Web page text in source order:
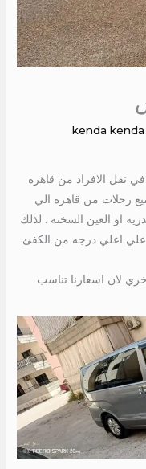
kenda kenda
نقل الافراد من قاهره
رحلات من قاهره الي
او العين السخنه . لذلك
علي اعلي درجه من الكفئ
لان اسعارنا تناسب